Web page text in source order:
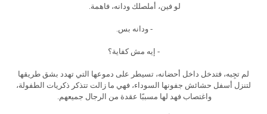
لو فين، أملصلك ودانه، فاهمة.
- ودانه بس.
- إيه مش كفاية؟
لم تجِبه، فتدخل داخل أحضانه، تسيطر على دموعها التي تهدد بشق طريقها
لتنزل أسفل حشائش جفونها السوداء، فهي ما زالت تتذكر ذكريات الطفولة،
واغتصاب فهد لها مسببًا عقدة من الرجال جميعهم.